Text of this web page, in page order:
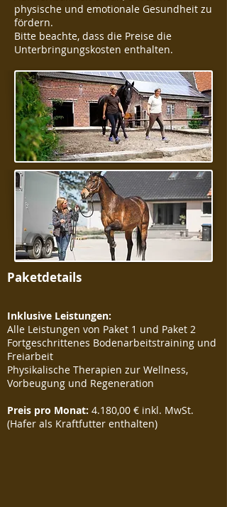
physische und emotionale Gesundheit zu
fördern.
Bitte beachte, dass die Preise die
Unterbringungskosten enthalten.
Paketdetails
Inklusive Leistungen:
Alle Leistungen von Paket 1 und Paket 2
Fortgeschrittenes Bodenarbeitstraining und
Freiarbeit
Physikalische Therapien zur Wellness,
Vorbeugung und Regeneration
Preis pro Monat: 4.180,00 € inkl. MwSt.
(Hafer als Kraftfutter enthalten)